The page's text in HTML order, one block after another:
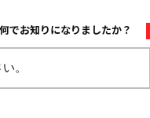
でお知りになりましたか？